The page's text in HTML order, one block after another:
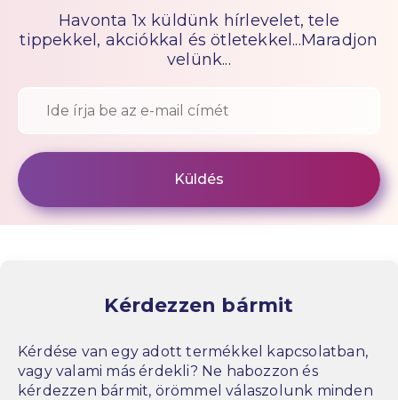
Havonta 1x küldünk hírlevelet, tele
tippekkel, akciókkal és ötletekkel...Maradjon
velünk...
Kérdezzen bármit
Kérdése van egy adott termékkel kapcsolatban,
vagy valami más érdekli? Ne habozzon és
kérdezzen bármit, örömmel válaszolunk minden